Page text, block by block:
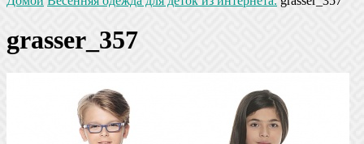
grasser_357